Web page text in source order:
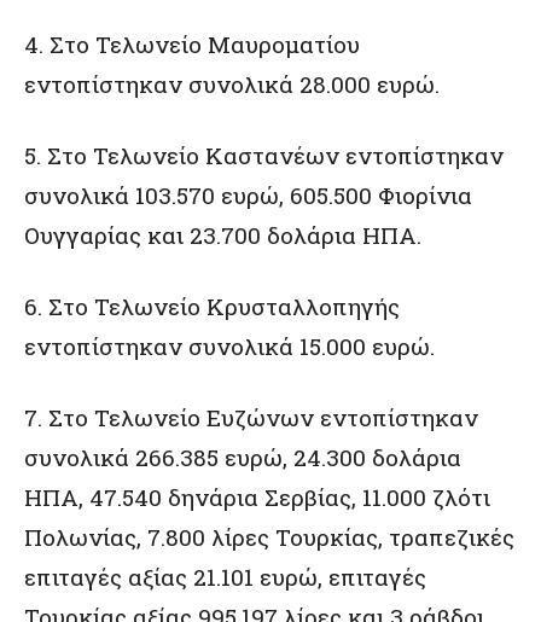
4. Στο Τελωνείο Μαυροματίου
εντοπίστηκαν συνολικά 28.000 ευρώ.
5. Στο Τελωνείο Καστανέων εντοπίστηκαν
συνολικά 103.570 ευρώ, 605.500 Φιορίνια
Ουγγαρίας και 23.700 δολάρια ΗΠΑ.
6. Στο Τελωνείο Κρυσταλλοπηγής
εντοπίστηκαν συνολικά 15.000 ευρώ.
7. Στο Τελωνείο Ευζώνων εντοπίστηκαν
συνολικά 266.385 ευρώ, 24.300 δολάρια
ΗΠΑ, 47.540 δηνάρια Σερβίας, 11.000 ζλότι
Πολωνίας, 7.800 λίρες Τουρκίας, τραπεζικές
επιταγές αξίας 21.101 ευρώ, επιταγές